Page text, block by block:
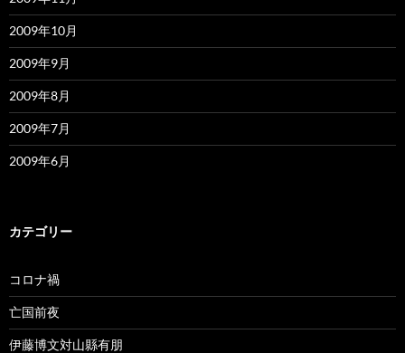
2009年10月
2009年9月
2009年8月
2009年7月
2009年6月
カテゴリー
コロナ禍
亡国前夜
伊藤博文対山縣有朋